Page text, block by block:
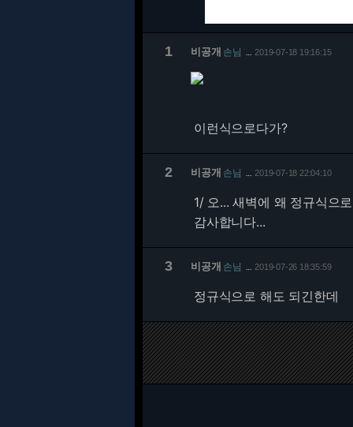
1 비공개 손님 2019-07-18 19:16:15
이런식으로다가?
2 비공개 손님 2019-07-18 22:04:10
1/오... 새벽에 왜 정규식으
감사합니다...
3 비공개 손님 2019-07-26 18:35:59
정규식으로 해도 되긴한데